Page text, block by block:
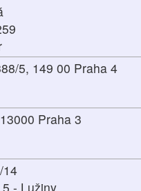
5, 149 00 Praha 4
Praha 3
14
- Lužiny